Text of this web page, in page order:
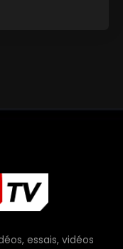
essais, vidéos